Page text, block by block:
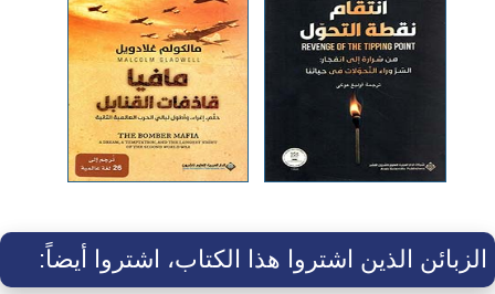
الزبائن الذين اشتروا هذا الكتاب، اشتروا أيضاً: